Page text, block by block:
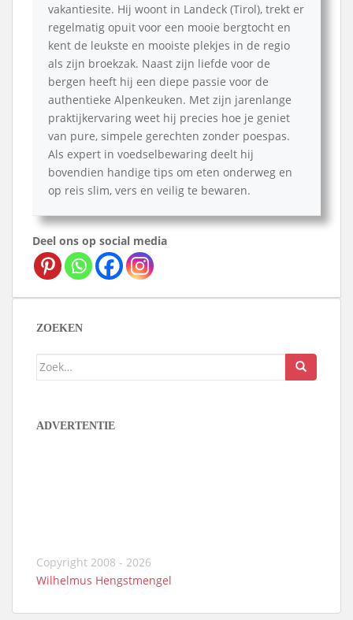
vakantiesite. Hij woont in Landeck (Tirol), trekt er
regelmatig opuit voor een mooie bergtocht en
kent de leukste en mooiste plekjes in de regio
als zijn broekzak. Naast zijn liefde voor de
bergen heeft hij een diepe passie voor de
authentieke Alpenkeuken. Met zijn jarenlange
praktijkervaring weet hij precies hoe je geniet
van pure, simpele gerechten zonder poespas.
Als expert in voedselbewaring deelt hij
bovendien handige tips om eten onderweg en
op reis slim, vers en veilig te bewaren.
Deel ons op social media
ZOEKEN
Zoek
ADVERTENTIE
Copyright 2008 - 2026
Wilhelmus Hengstmengel